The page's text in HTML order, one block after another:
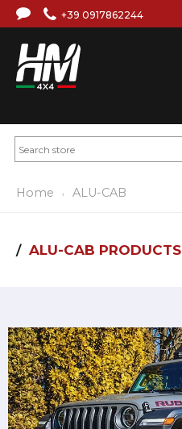
+39 0917862244
Home ALU-CAB
ALU-CAB PRODUCTS